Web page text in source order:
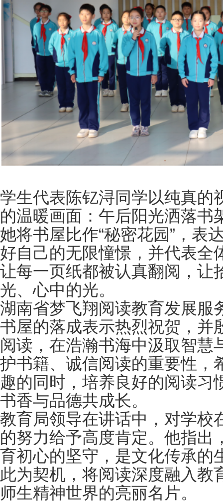
学生代表陈钇浔同学以纯真的
的温暖画面：午后阳光洒落书
她将书屋比作“秘密花园”，表
好自己的无限憧憬，并代表全
让每一页纸都被认真翻阅，让
光、心中的光。
湖南省梦飞翔阅读教育发展服
书屋的落成表示热烈祝贺，并
阅读，在浩瀚书海中汲取智慧
护书籍、诚信阅读的重要性，
趣的同时，培养良好的阅读习
书香与品德共成长。
教育局领导在讲话中，对学校
的努力给予高度肯定。他指出
育初心的坚守，是文化传承的
此为契机，将阅读深度融入教
师生精神世界的亮丽名片。